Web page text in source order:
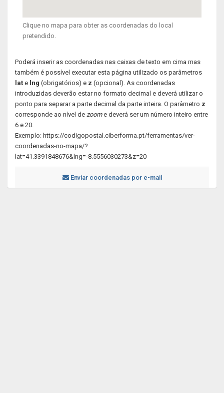
Clique no mapa para obter as coordenadas do local
pretendido.
Poderá inserir as coordenadas nas caixas de texto em cima mas
também é possível executar esta página utilizado os parâmetros
lat e lng (obrigatórios) e z (opcional). As coordenadas
introduzidas deverão estar no formato decimal e deverá utilizar o
ponto para separar a parte decimal da parte inteira. O parâmetro z
corresponde ao nível de zoome deverá ser um número inteiro entre
6 e 20.
Exemplo: https://codigopostal.ciberforma.pt/ferramentas/ver-
coordenadas-no-mapa/?
lat=41.3391848676&lng=-8.5556030273&z=20
Enviar coordenadas por e-mail